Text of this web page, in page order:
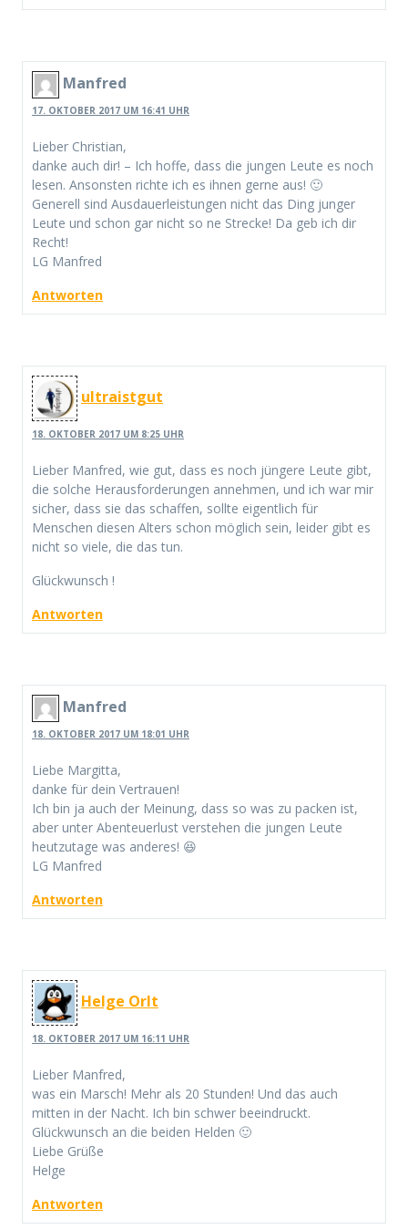
Manfred
17. OKTOBER 2017 UM 16:41 UHR
Lieber Christian,
danke auch dir! – Ich hoffe, dass die jungen Leute es noch
lesen. Ansonsten richte ich es ihnen gerne aus! 🙂
Generell sind Ausdauerleistungen nicht das Ding junger
Leute und schon gar nicht so ne Strecke! Da geb ich dir
Recht!
LG Manfred
Antworten
ultraistgut
18. OKTOBER 2017 UM 8:25 UHR
Lieber Manfred, wie gut, dass es noch jüngere Leute gibt,
die solche Herausforderungen annehmen, und ich war mir
sicher, dass sie das schaffen, sollte eigentlich für
Menschen diesen Alters schon möglich sein, leider gibt es
nicht so viele, die das tun.
Glückwunsch !
Antworten
Manfred
18. OKTOBER 2017 UM 18:01 UHR
Liebe Margitta,
danke für dein Vertrauen!
Ich bin ja auch der Meinung, dass so was zu packen ist,
aber unter Abenteuerlust verstehen die jungen Leute
heutzutage was anderes! 😆
LG Manfred
Antworten
Helge Orlt
18. OKTOBER 2017 UM 16:11 UHR
Lieber Manfred,
was ein Marsch! Mehr als 20 Stunden! Und das auch
mitten in der Nacht. Ich bin schwer beeindruckt.
Glückwunsch an die beiden Helden 🙂
Liebe Grüße
Helge
Antworten